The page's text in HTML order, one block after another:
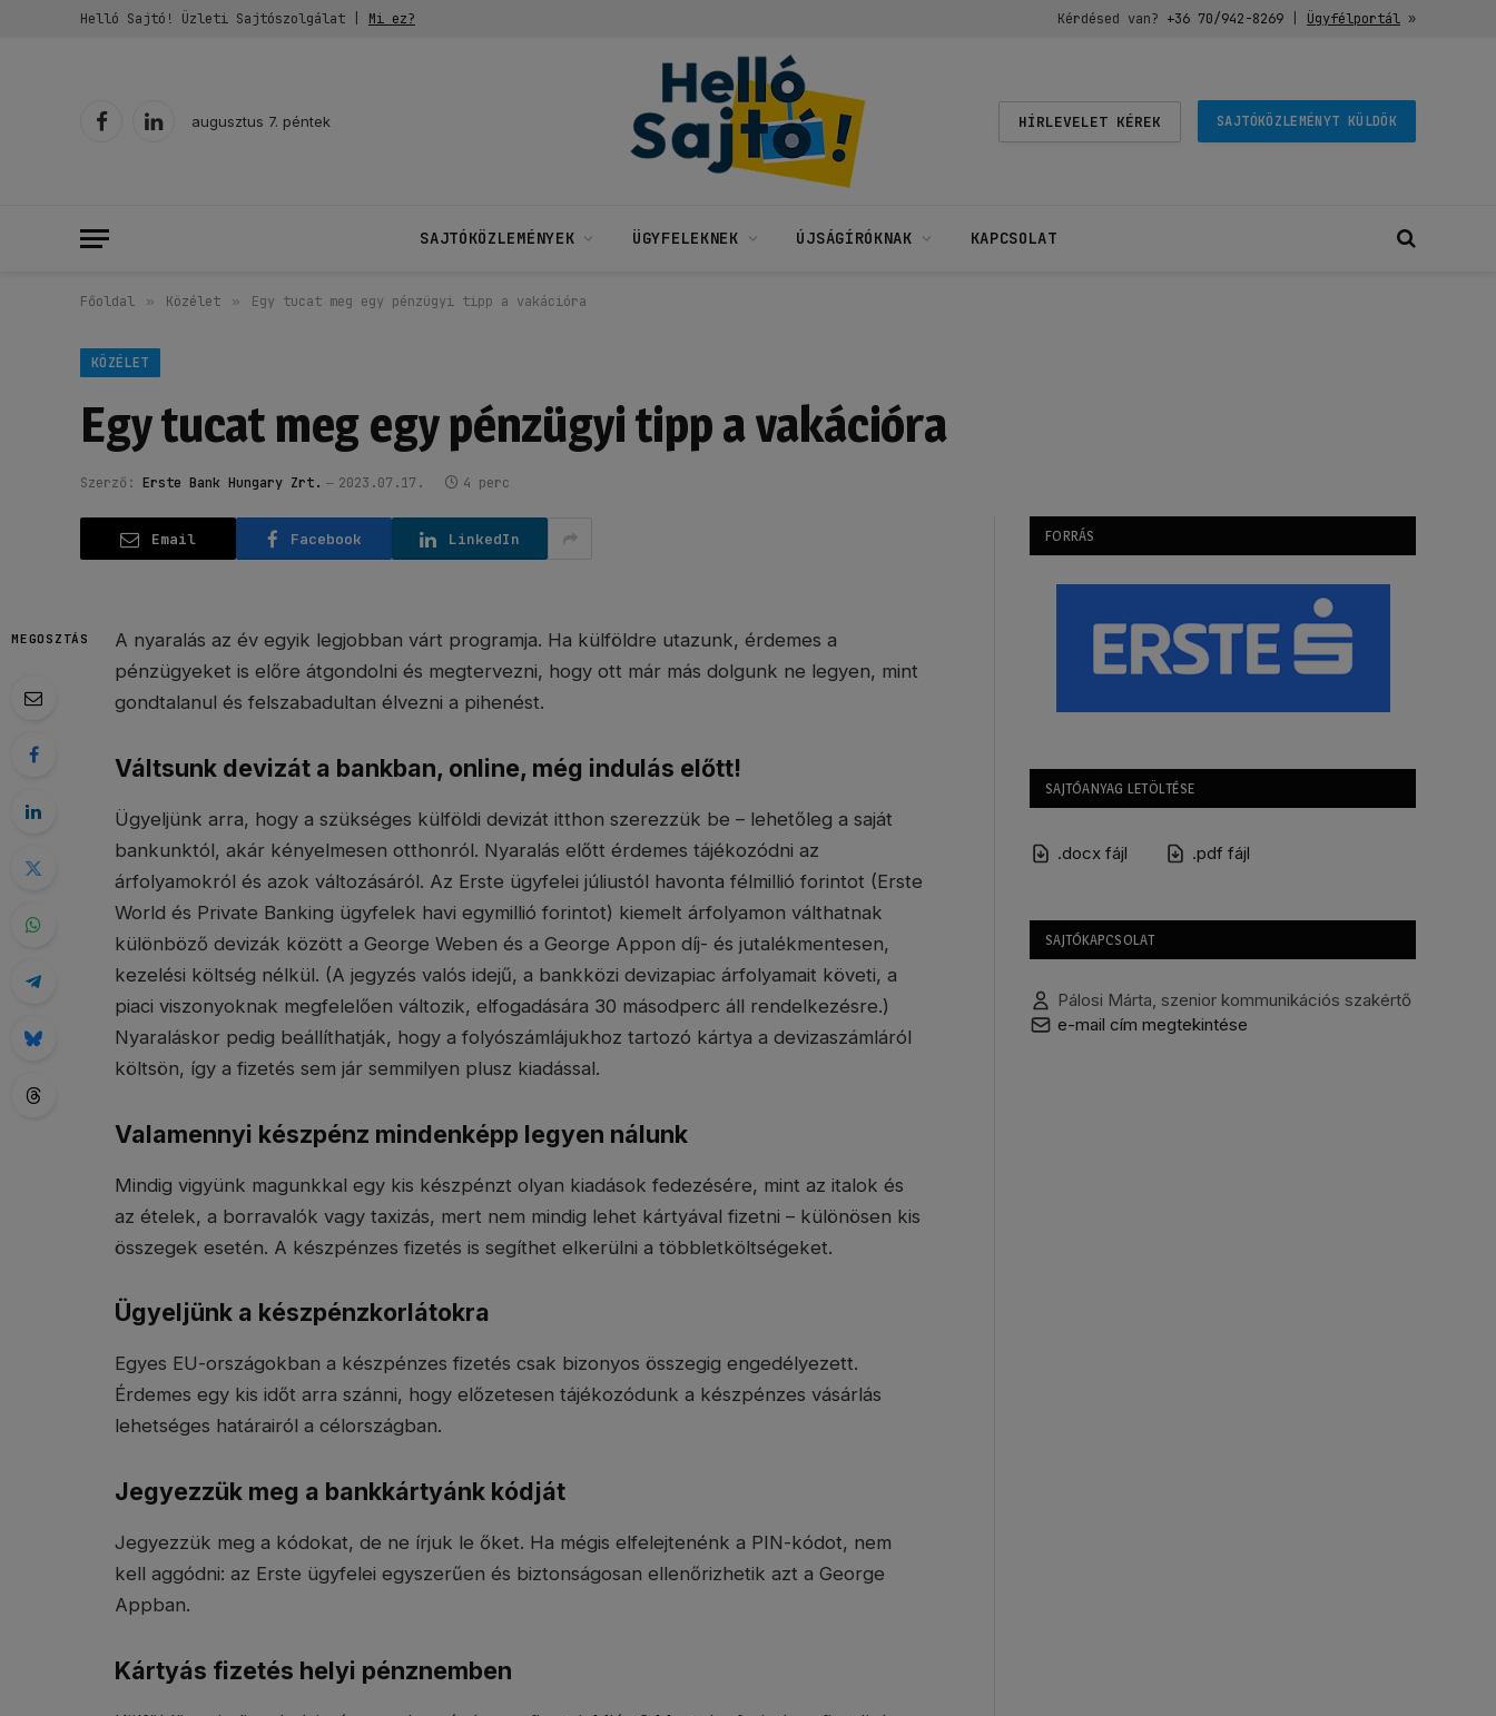
Helló Sajtó! Üzleti Sajtószolgálat | Mi ez? Kérdésed van? +36 70/942-8269| Ügyfélportál»
FacebookLinkedIn
augusztus 7. péntek HÍRLEVELET KÉREK SAJTÓKÖZLEMÉNYT KÜLDÖK
SAJTÓKÖZLEMÉNYEK ÜGYFELEKNEK ÚJSÁGÍRÓKNAK KAPCSOLAT
Főoldal » Közélet » Egy tucat meg egy pénzügyi tipp a vakációra
KÖZÉLET
Egy tucat meg egy pénzügyi tipp a vakációra
Szerző: Erste Bank Hungary Zrt. 2023.07.17. 4 perc
Email Facebook LinkedIn
MEGOSZTÁS
A nyaralás az év egyik legjobban várt programja. Ha külföldre utazunk, érdemes a
pénzügyeket is előre átgondolni és megtervezni, hogy ott már más dolgunk ne legyen, mint
gondtalanul és felszabadultan élvezni a pihenést.
Váltsunk devizát a bankban, online, még indulás előtt!
Ügyeljünk arra, hogy a szükséges külföldi devizát itthon szerezzük be – lehetőleg a saját
bankunktól, akár kényelmesen otthonról. Nyaralás előtt érdemes tájékozódni az
árfolyamokról és azok változásáról. Az Erste ügyfelei júliustól havonta félmillió forintot (Erste
World és Private Banking ügyfelek havi egymillió forintot) kiemelt árfolyamon válthatnak
különböző devizák között a George Weben és a George Appon díj- és jutalékmentesen,
kezelési költség nélkül. (A jegyzés valós idejű, a bankközi devizapiac árfolyamait követi, a
piaci viszonyoknak megfelelően változik, elfogadására 30 másodperc áll rendelkezésre.)
Nyaraláskor pedig beállíthatják, hogy a folyószámlájukhoz tartozó kártya a devizaszámláról
költsön, így a fizetés sem jár semmilyen plusz kiadással.
Valamennyi készpénz mindenképp legyen nálunk
Mindig vigyünk magunkkal egy kis készpénzt olyan kiadások fedezésére, mint az italok és
az ételek, a borravalók vagy taxizás, mert nem mindig lehet kártyával fizetni – különösen kis
összegek esetén. A készpénzes fizetés is segíthet elkerülni a többletköltségeket.
Ügyeljünk a készpénzkorlátokra
Egyes EU-országokban a készpénzes fizetés csak bizonyos összegig engedélyezett.
Érdemes egy kis időt arra szánni, hogy előzetesen tájékozódunk a készpénzes vásárlás
lehetséges határairól a célországban.
Jegyezzük meg a bankkártyánk kódját
Jegyezzük meg a kódokat, de ne írjuk le őket. Ha mégis elfelejtenénk a PIN-kódot, nem
kell aggódni: az Erste ügyfelei egyszerűen és biztonságosan ellenőrizhetik azt a George
Appban.
Kártyás fizetés helyi pénznemben
FORRÁS
SAJTÓANYAG LETÖLTÉSE
.docx fájl .pdf fájl
SAJTÓKAPCSOLAT
Pálosi Márta, szenior kommunikációs szakértő
e-mail cím megtekintése